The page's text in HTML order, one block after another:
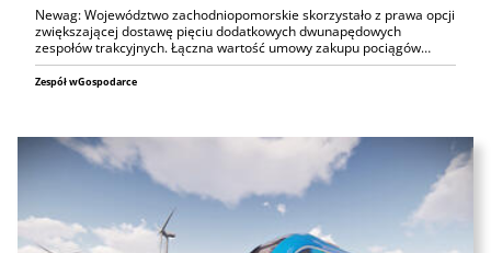
Newag: Województwo zachodniopomorskie skorzystało z prawa opcji
zwiększającej dostawę pięciu dodatkowych dwunapędowych
zespołów trakcyjnych. Łączna wartość umowy zakupu pociągów…
Zespół wGospodarce